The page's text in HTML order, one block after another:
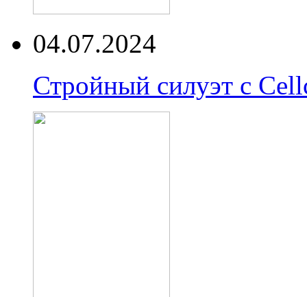
04.07.2024
Стройный силуэт с